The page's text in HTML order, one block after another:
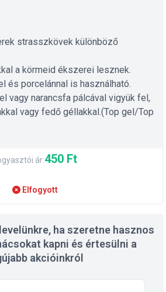
strasszkövek különböző
a körmeid ékszerei lesznek.
és porcelánnal is használható.
vagy narancsfa pálcával vigyük fel,
vagy fedő géllakkal.(Top gel/Top
ár:450 Ft
Elfogyott
ha szeretne hasznos
kapni és értesülni a
akcióinkról